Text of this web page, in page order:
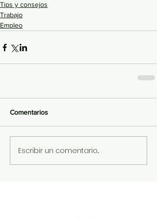
Tips y consejos
Trabajo
Empleo
Comentarios
Escribir un comentario...